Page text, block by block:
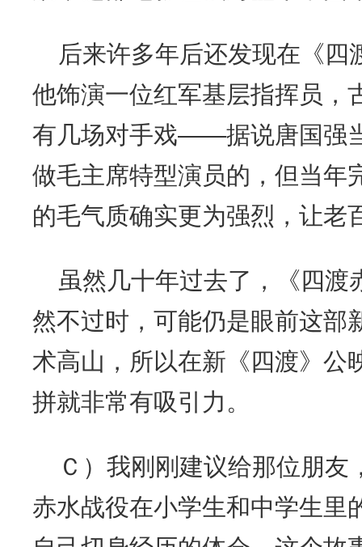
后来许多年后还发现在《四
他饰演一位红军基层指挥员，
有几场对手戏——据说唐国强
做毛主席特型演员的，但当年
的毛气质确实更为强烈，让老
虽然几十年过去了，《四渡
然不过时，可能仍是眼前这部
术高山，所以在新《四渡》公
拼就非常有吸引力。
Ｃ）我刚刚建议给那位朋
赤水战役在小学生和中学生里